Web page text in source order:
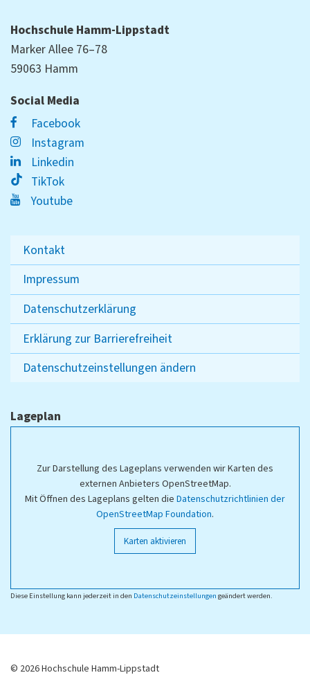
Hochschule Hamm-Lippstadt
Marker Allee 76–78
59063 Hamm
Social Media
Facebook
Instagram
Linkedin
TikTok
Youtube
Kontakt
Impressum
Datenschutzerklärung
Erklärung zur Barrierefreiheit
Datenschutzeinstellungen ändern
Lageplan
Zur Darstellung des Lageplans verwenden wir Karten des
externen Anbieters OpenStreetMap.
Mit Öffnen des Lageplans gelten die Datenschutzrichtlinien der
OpenStreetMap Foundation.
Karten aktivieren
Diese Einstellung kann jederzeit in den Datenschutzeinstellungen geändert werden.
© 2026 Hochschule Hamm-Lippstadt